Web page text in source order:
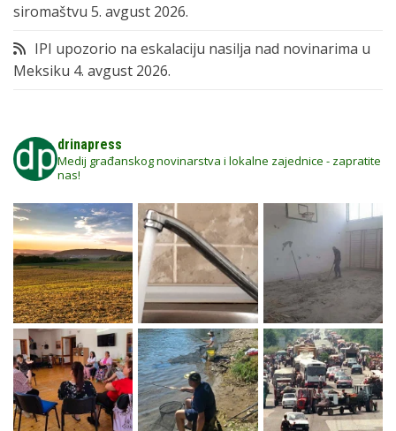
siromaštvu 5. avgust 2026.
IPI upozorio na eskalaciju nasilja nad novinarima u
Meksiku 4. avgust 2026.
drinapress
Medij građanskog novinarstva i lokalne zajednice - zapratite
nas!